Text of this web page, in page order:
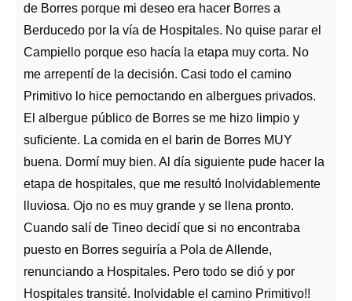
de Borres porque mi deseo era hacer Borres a
Berducedo por la vía de Hospitales. No quise parar el
Campiello porque eso hacía la etapa muy corta. No
me arrepentí de la decisión. Casi todo el camino
Primitivo lo hice pernoctando en albergues privados.
El albergue público de Borres se me hizo limpio y
suficiente. La comida en el barin de Borres MUY
buena. Dormí muy bien. Al día siguiente pude hacer la
etapa de hospitales, que me resultó Inolvidablemente
lluviosa. Ojo no es muy grande y se llena pronto.
Cuando salí de Tineo decidí que si no encontraba
puesto en Borres seguiría a Pola de Allende,
renunciando a Hospitales. Pero todo se dió y por
Hospitales transité. Inolvidable el camino Primitivo!!